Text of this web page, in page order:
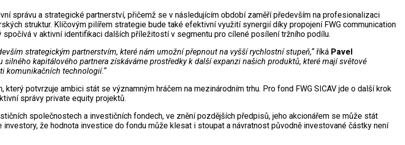
správu a strategické partnerství, přičemž se v následujícím období zaměří především na profesionalizaci
struktur. Klíčovým pilířem strategie bude také efektivní využití synergií díky propojení FWG communication
v aktivní identifikaci dalších příležitostí v segmentu pro cílené posílení tržního podílu.
strategickým partnerstvím, které nám umožní přepnout na vyšší rychlostní stupeň,“říká Pavel
silného kapitálového partnera získáváme prostředky k další expanzi našich produktů, které mají světové
komunikačních technologií.“
potvrzuje ambici stát se významným hráčem na mezinárodním trhu. Pro fond FWG SICAV jde o další krok
správy private equity projektů.
společnostech a investičních fondech, ve znění pozdějších předpisů, jeho akcionářem se může stát
že hodnota investice do fondu může klesat i stoupat a návratnost původně investované částky není